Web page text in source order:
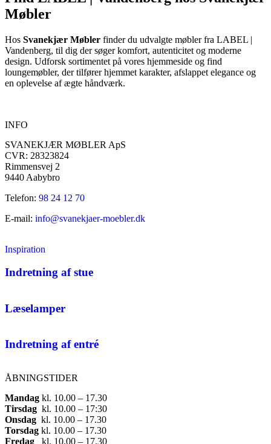
Møbler
Hos Svanekjær Møbler finder du udvalgte møbler fra LABEL |
Vandenberg, til dig der søger komfort, autenticitet og moderne
design. Udforsk sortimentet på vores hjemmeside og find
loungemøbler, der tilfører hjemmet karakter, afslappet elegance og
en oplevelse af ægte håndværk.
INFO
SVANEKJÆR MØBLER ApS
CVR: 28323824
Rimmensvej 2
9440 Aabybro
Telefon: 98 24 12 70
E-mail: info@svanekjaer-moebler.dk
Inspiration
Indretning af stue
Læselamper
Indretning af entré
ÅBNINGSTIDER
Mandag ​ kl. 10.00 – 17.30​
Tirsdag ​ kl. 10.00 – 17:30​
Onsdag ​ kl. 10.00 – 17.30​
Torsdag ​ kl. 10.00 – 17.30​
Fredag ​ kl. 10.00 – 17.30​